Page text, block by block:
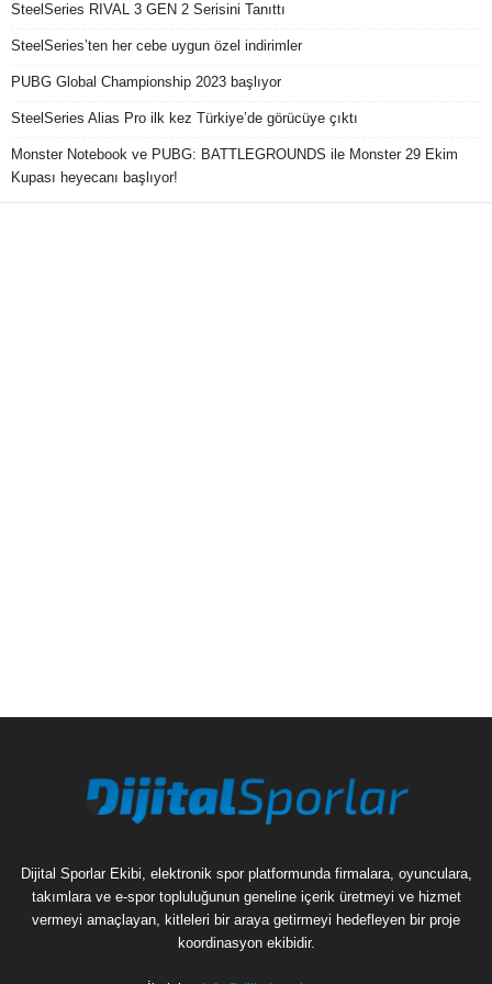
SteelSeries RIVAL 3 GEN 2 Serisini Tanıttı
SteelSeries’ten her cebe uygun özel indirimler
PUBG Global Championship 2023 başlıyor
SteelSeries Alias Pro ilk kez Türkiye’de görücüye çıktı
Monster Notebook ve PUBG: BATTLEGROUNDS ile Monster 29 Ekim
Kupası heyecanı başlıyor!
Dijital Sporlar Ekibi, elektronik spor platformunda firmalara, oyunculara,
takımlara ve e-spor topluluğunun geneline içerik üretmeyi ve hizmet
vermeyi amaçlayan, kitleleri bir araya getirmeyi hedefleyen bir proje
koordinasyon ekibidir.